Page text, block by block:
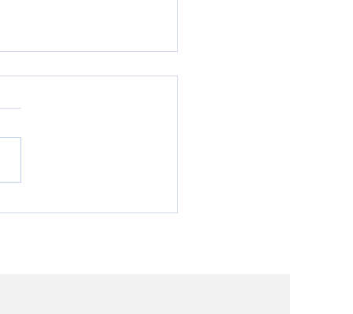
d'Espérance bleue en